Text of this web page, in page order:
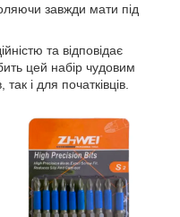
завжди мати під
та відповідає
цей набір чудовим
і для початківців.